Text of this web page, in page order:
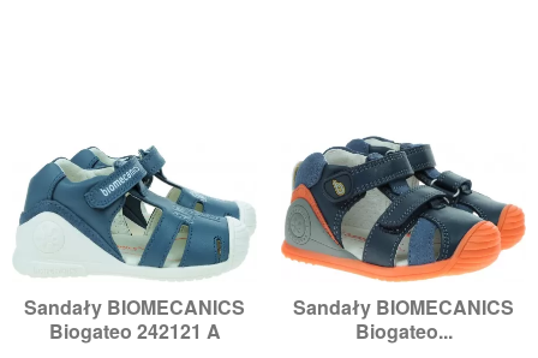
Sandały BIOMECANICS
Biogateo 242121 A
Sandały BIOMECANICS
Biogateo...